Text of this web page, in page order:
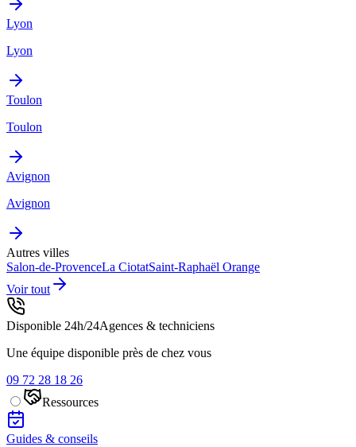
Lyon
Lyon
Toulon
Toulon
Avignon
Avignon
Autres villes
Salon-de-ProvenceLa CiotatSaint-Raphaël Orange
Voir tout
Disponible 24h/24Agences & techniciens
Une équipe disponible près de chez vous
09 72 28 18 26
Ressources
Guides & conseils